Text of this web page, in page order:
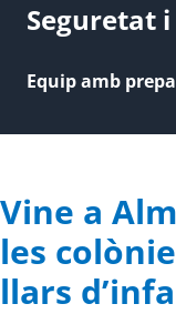
Seguretat
Equip amb
Vine a
les
llars